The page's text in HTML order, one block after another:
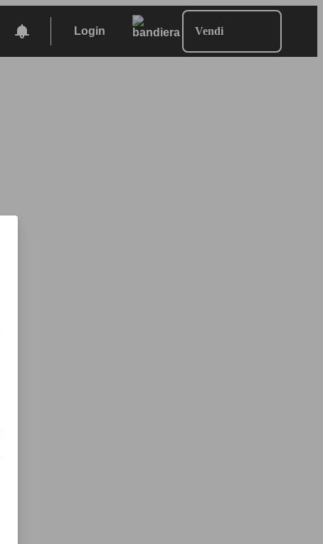
Login Vendi